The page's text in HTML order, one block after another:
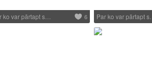
ko var pārtapt s… 6 Par ko var pārtapt s…